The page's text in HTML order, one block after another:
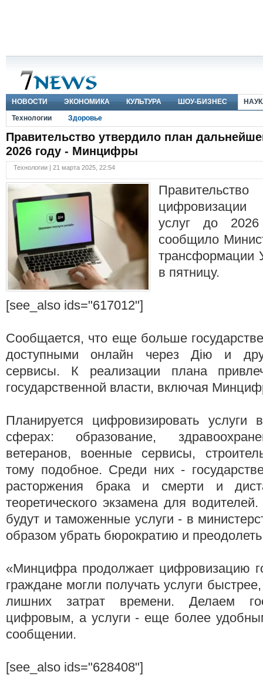
НОВОСТИ ЭКОНОМИКА КУЛЬТУРА ШОУ-БИЗНЕС
Технологии
Здоровье
Правительство утвердило план
2026 году - Минцифры
Технологии | 21 марта 2025, 22:54
цифровизации
услуг до
сообщило
трансформации
в пятницу.
[see_also ids="617012"]
Сообщается, что еще больше
доступными онлайн через Дію и
сервисы. К реализации плана
государственной власти, включая
Планируется цифровизировать услуги
сферах: образование,
ветеранов, военные сервисы,
тому подобное. Среди них -
расторжения брака и смерти и
теоретического экзамена для
будут и таможенные услуги - в
образом убрать бюрократию и
«Минцифра продолжает цифровизацию
граждане могли получать услуги
лишних затрат времени. Делаем
цифровым, а услуги - еще более
сообщении.
[see_also ids="628408"]